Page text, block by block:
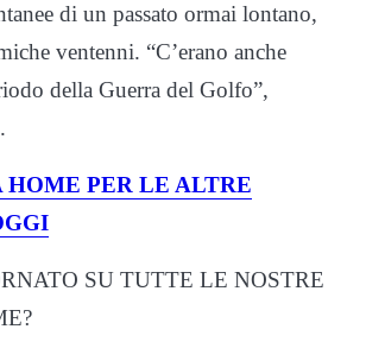
di un passato ormai lontano,
ventenni. “C’erano anche
della Guerra del Golfo”,
PER LE ALTRE
SU TUTTE LE NOSTRE